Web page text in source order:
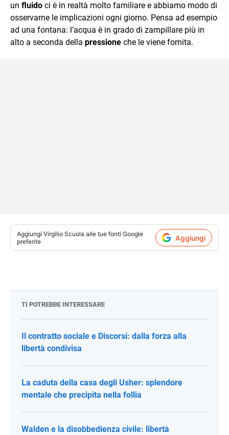
un fluido ci è in realtà molto familiare e abbiamo modo di
osservarne le implicazioni ogni giorno. Pensa ad esempio
ad una fontana: l’acqua è in grado di zampillare più in
alto a seconda della pressione che le viene fornita.
Aggiungi Virgilio Scuola alle tue fonti Google
preferite
Aggiungi
TI POTREBBE INTERESSARE
Il contratto sociale e Discorsi: dalla forza alla
libertà condivisa
La caduta della casa degli Usher: splendore
mentale che precipita nella follia
Walden e la disobbedienza civile: libertà